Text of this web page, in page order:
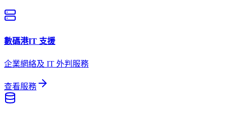
數碼港IT 支援
企業網絡及 IT 外判服務
查看服務